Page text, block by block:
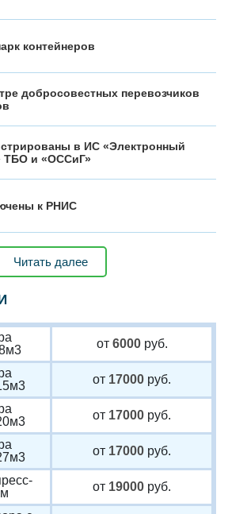
контейнеров
добросовестных перевозчиков
в ИС «Электронный
ТБО и «ОССиГ»
к РНИС
Читать далее
от 6000руб.
от 17000 руб.
от 17000 руб.
от 17000 руб.
от 19000 руб.